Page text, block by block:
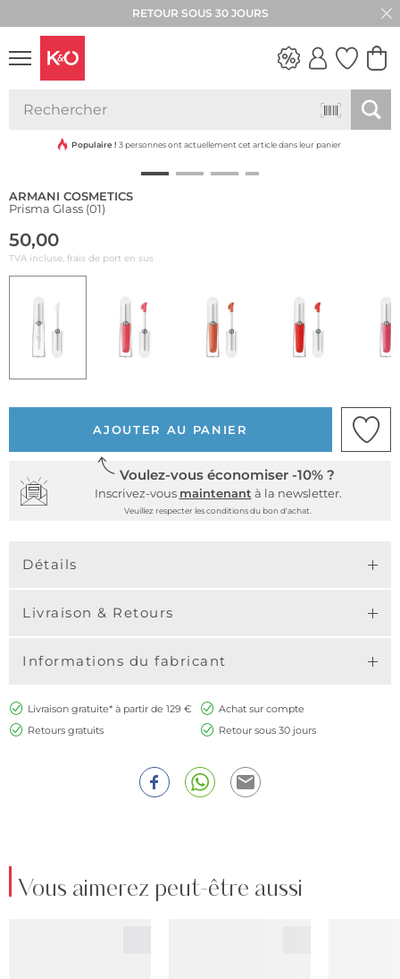
RETOUR SOUS 30 JOURS
VIBES
Populaire ! 3 personnes ont actuellement cet article dans leur panier
ARMANI COSMETICS
Prisma Glass (01)
50,00
TVA incluse, frais de port en sus
AJOUTER AU PANIER
Voulez-vous économiser -10% ?
Inscrivez-vous maintenant à la newsletter.
Veuillez respecter les conditions du bon d'achat.
Détails
Livraison & Retours
Informations du fabricant
Livraison gratuite* à partir de 129 €
Achat sur compte
Retours gratuits
Retour sous 30 jours
Vous aimerez peut-être aussi